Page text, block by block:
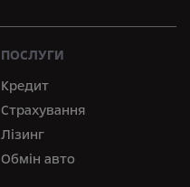
ПОСЛУГИ
Кредит
Страхування
Лізинг
Обмін авто